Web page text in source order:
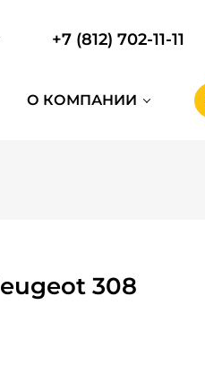
+7 (812) 702-11-11
О КОМПАНИИ
308